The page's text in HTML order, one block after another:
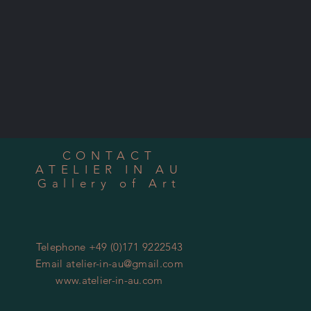
CONTACT
ATELIER IN AU
Gallery of Art
Telephone +49 (0)171 9222543
Email atelier-in-au@gmail.com
www.atelier-in-au.com